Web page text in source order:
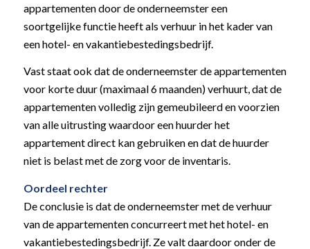
appartementen door de onderneemster een
soortgelijke functie heeft als verhuur in het kader van
een hotel- en vakantiebestedingsbedrijf.
Vast staat ook dat de onderneemster de appartementen
voor korte duur (maximaal 6 maanden) verhuurt, dat de
appartementen volledig zijn gemeubileerd en voorzien
van alle uitrusting waardoor een huurder het
appartement direct kan gebruiken en dat de huurder
niet is belast met de zorg voor de inventaris.
Oordeel rechter
De conclusie is dat de onderneemster met de verhuur
van de appartementen concurreert met het hotel- en
vakantiebestedingsbedrijf. Ze valt daardoor onder de